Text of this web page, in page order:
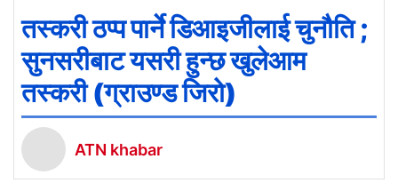
तस्करी ठप्प पार्ने डिआइजीलाई चुनौति ;
सुनसरीबाट यसरी हुन्छ खुलेआम
तस्करी (ग्राउण्ड जिरो)
ATN khabar